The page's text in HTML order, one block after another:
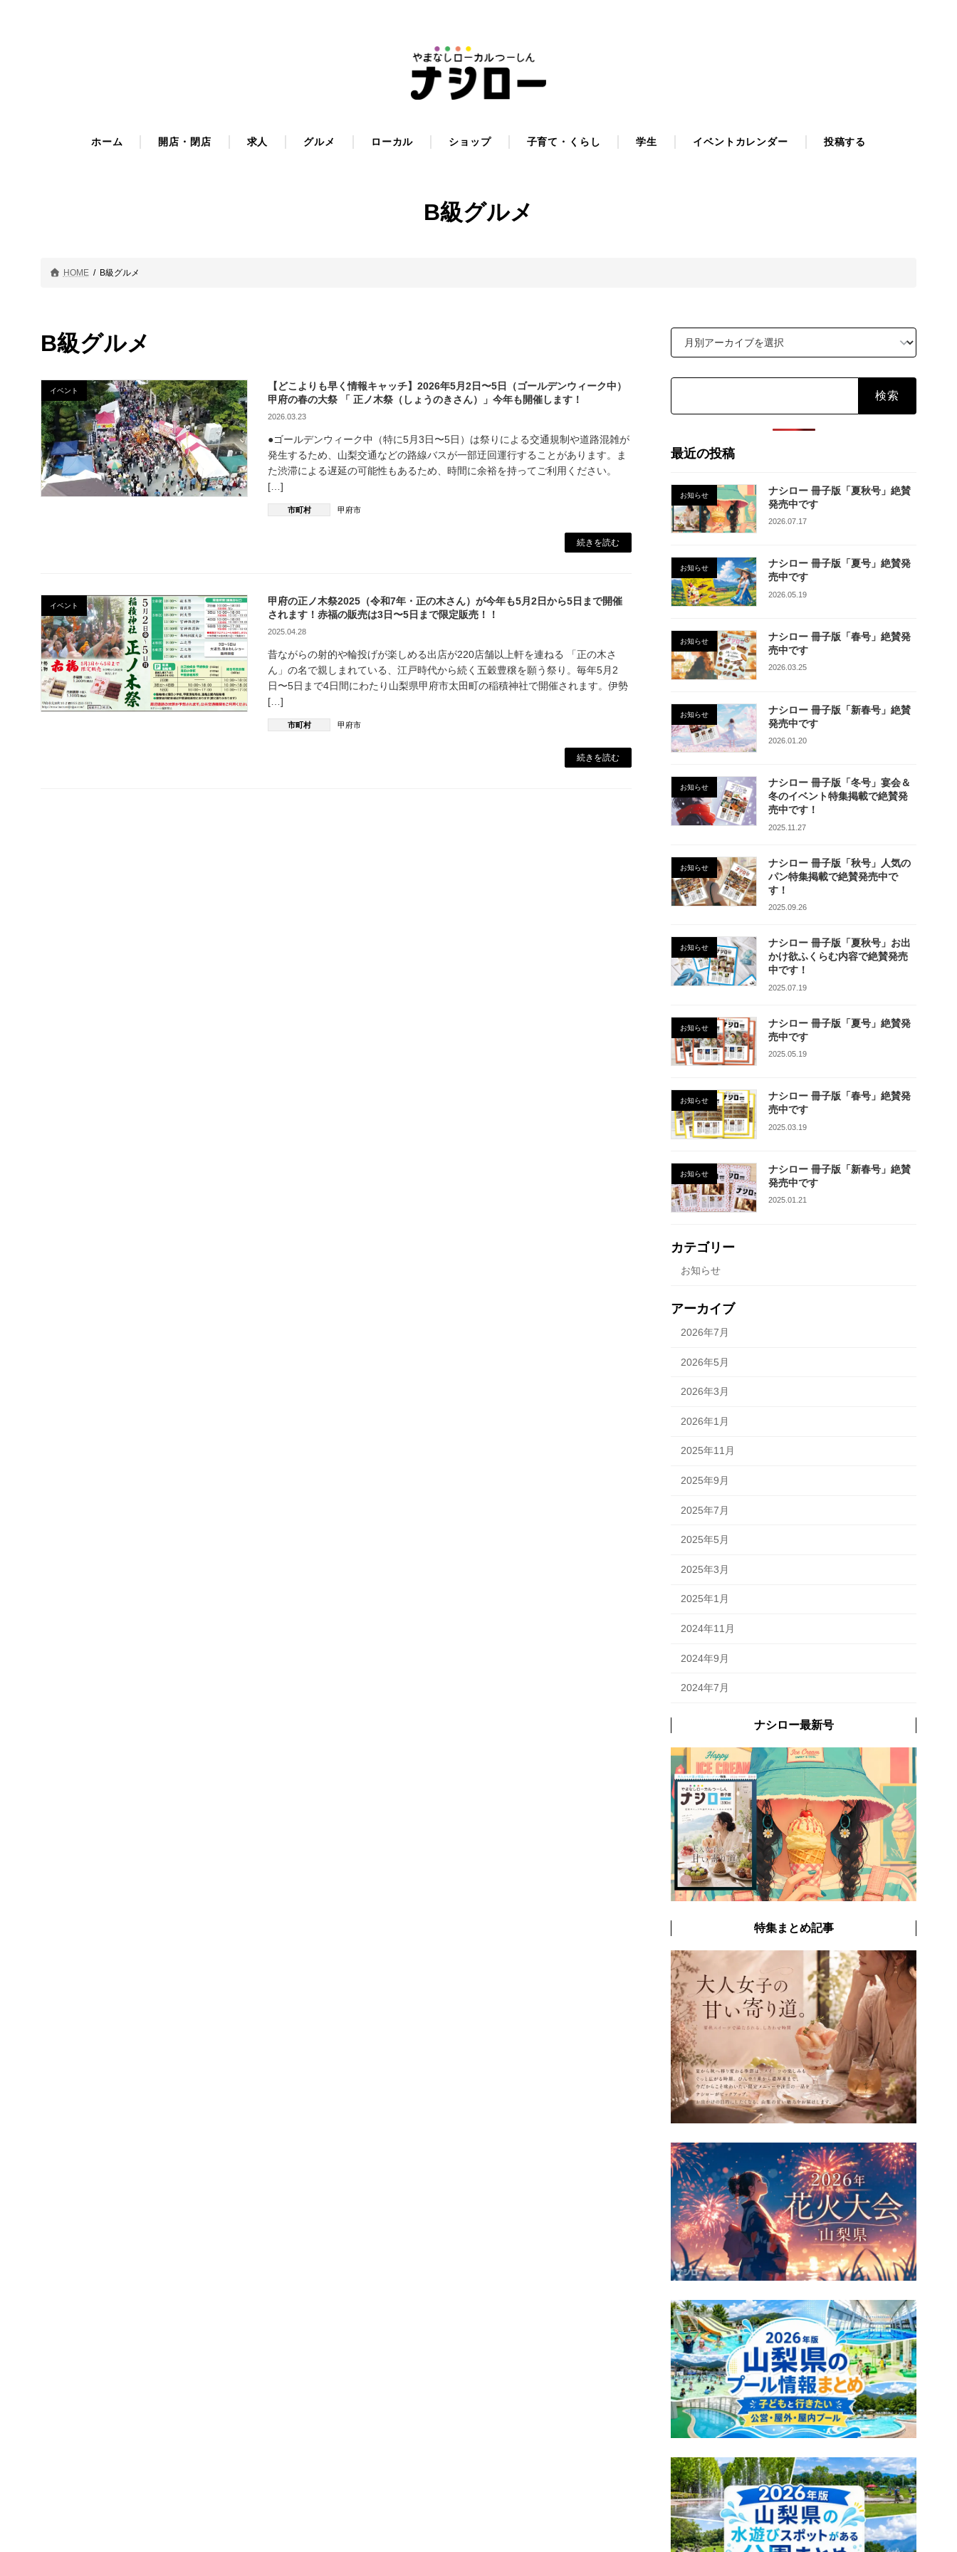
ホーム 開店・閉店 求人 グルメ ローカル ショップ 子育て・くらし 学生 イベントカレンダー 投稿する
B級グルメ
HOME B級グルメ
B級グルメ
イベント
【どこよりも早く情報キャッチ】2026年5月2日〜5日（ゴールデンウィーク中）
甲府の春の大祭 「 正ノ木祭（しょうのきさん）」今年も開催します！
2026.03.23
●ゴールデンウィーク中（特に5月3日〜5日）は祭りによる交通規制や道路混雑が
発生するため、山梨交通などの路線バスが一部迂回運行することがあります。ま
た渋滞による遅延の可能性もあるため、時間に余裕を持ってご利用ください。
[…]
市町村 甲府市
続きを読む
イベント
甲府の正ノ木祭2025（令和7年・正の木さん）が今年も5月2日から5日まで開催
されます！赤福の販売は3日〜5日まで限定販売！！
2025.04.28
昔ながらの射的や輪投げが楽しめる出店が220店舗以上軒を連ねる 「正の木さ
ん」の名で親しまれている、江戸時代から続く五穀豊穣を願う祭り。毎年5月2
日〜5日まで4日間にわたり山梨県甲府市太田町の稲積神社で開催されます。伊勢
[…]
市町村 甲府市
続きを読む
最近の投稿
お知らせ
ナシロー 冊子版「夏秋号」絶賛
発売中です
2026.07.17
お知らせ
ナシロー 冊子版「夏号」絶賛発
売中です
2026.05.19
お知らせ
ナシロー 冊子版「春号」絶賛発
売中です
2026.03.25
お知らせ
ナシロー 冊子版「新春号」絶賛
発売中です
2026.01.20
お知らせ
ナシロー 冊子版「冬号」宴会＆
冬のイベント特集掲載で絶賛発
売中です！
2025.11.27
お知らせ
ナシロー 冊子版「秋号」人気の
パン特集掲載で絶賛発売中で
す！
2025.09.26
お知らせ
ナシロー 冊子版「夏秋号」お出
かけ欲ふくらむ内容で絶賛発売
中です！
2025.07.19
お知らせ
ナシロー 冊子版「夏号」絶賛発
売中です
2025.05.19
お知らせ
ナシロー 冊子版「春号」絶賛発
売中です
2025.03.19
お知らせ
ナシロー 冊子版「新春号」絶賛
発売中です
2025.01.21
カテゴリー
お知らせ
アーカイブ
2026年7月
2026年5月
2026年3月
2026年1月
2025年11月
2025年9月
2025年7月
2025年5月
2025年3月
2025年1月
2024年11月
2024年9月
2024年7月
ナシロー最新号
特集まとめ記事